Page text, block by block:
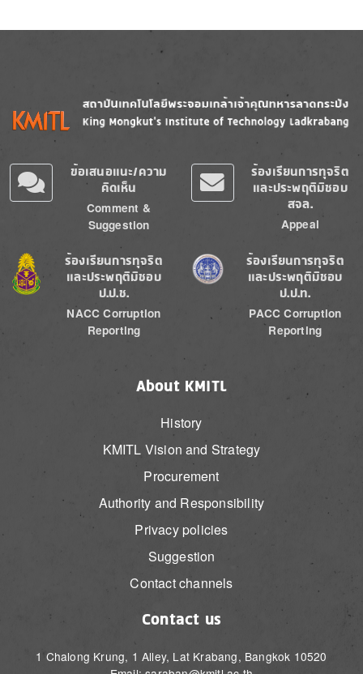
Image
ข้อเสนอแนะ/ความ
คิดเห็น
Comment &
Suggestion
ร้องเรียนการทุจริต
และประพฤติมิชอบ
สจล.
Appeal
Image
ร้องเรียนการทุจริต
และประพฤติมิชอบ
ป.ป.ช.
NACC Corruption
Reporting
Image
ร้องเรียนการทุจริต
และประพฤติมิชอบ
ป.ป.ท.
PACC Corruption
Reporting
About KMITL
History
KMITL Vision and Strategy
Procurement
Authority and Responsibility
Privacy policies
Suggestion
Contact channels
Contact us
1 Chalong Krung, 1 Alley, Lat Krabang, Bangkok 10520